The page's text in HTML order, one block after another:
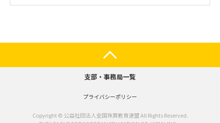
支部・事務局一覧
プライバシーポリシー
Copyright © 公益社団法人全国珠算教育連盟 All Rights Reserved.